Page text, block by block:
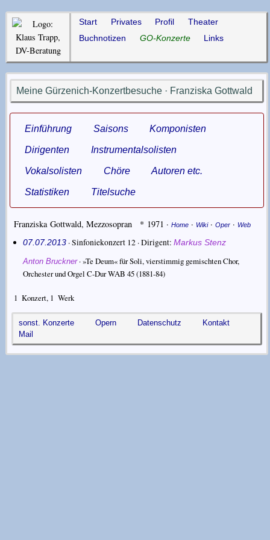
Start Privates Profil
Theater
Buchnotizen
GO-Konzerte Links
Meine Gürzenich-Konzertbesuche · Franziska Gottwald
Einführung Saisons Komponisten
Dirigenten Instrumentalsolisten
Vokalsolisten Chöre Autoren etc.
Statistiken Titelsuche
Franziska Gottwald,Mezzosopran * 1971 ·Home · Wiki·Oper · Web
07.07.2013· Sinfoniekonzert 12 ·Dirigent Markus Stenz
Anton Bruckner·»Te Deum« für Soli, vierstimmig gemischten Chor,
Orchester und Orgel C-Dur WAB 45(1881-84)
1 Konzert, 1 Werk
sonst. Konzerte Opern Datenschutz
Kontakt
Mail